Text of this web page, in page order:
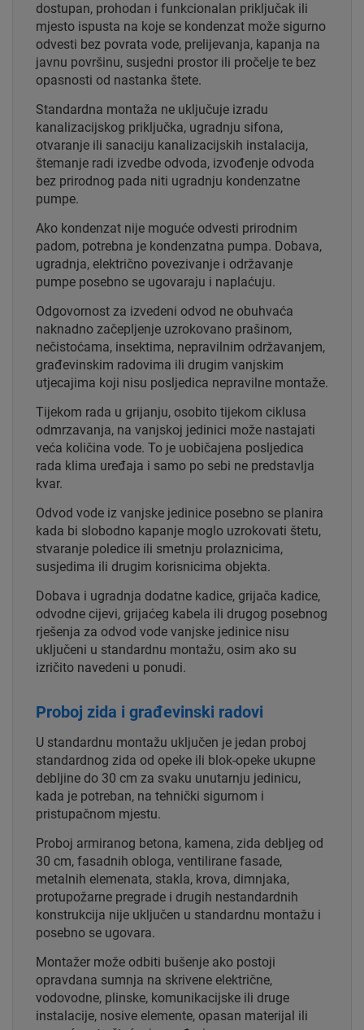
dostupan, prohodan i funkcionalan priključak ili
mjesto ispusta na koje se kondenzat može sigurno
odvesti bez povrata vode, prelijevanja, kapanja na
javnu površinu, susjedni prostor ili pročelje te bez
opasnosti od nastanka štete.
Standardna montaža ne uključuje izradu
kanalizacijskog priključka, ugradnju sifona,
otvaranje ili sanaciju kanalizacijskih instalacija,
štemanje radi izvedbe odvoda, izvođenje odvoda
bez prirodnog pada niti ugradnju kondenzatne
pumpe.
Ako kondenzat nije moguće odvesti prirodnim
padom, potrebna je kondenzatna pumpa. Dobava,
ugradnja, električno povezivanje i održavanje
pumpe posebno se ugovaraju i naplaćuju.
Odgovornost za izvedeni odvod ne obuhvaća
naknadno začepljenje uzrokovano prašinom,
nečistoćama, insektima, nepravilnim održavanjem,
građevinskim radovima ili drugim vanjskim
utjecajima koji nisu posljedica nepravilne montaže.
Tijekom rada u grijanju, osobito tijekom ciklusa
odmrzavanja, na vanjskoj jedinici može nastajati
veća količina vode. To je uobičajena posljedica
rada klima uređaja i samo po sebi ne predstavlja
kvar.
Odvod vode iz vanjske jedinice posebno se planira
kada bi slobodno kapanje moglo uzrokovati štetu,
stvaranje poledice ili smetnju prolaznicima,
susjedima ili drugim korisnicima objekta.
Dobava i ugradnja dodatne kadice, grijača kadice,
odvodne cijevi, grijaćeg kabela ili drugog posebnog
rješenja za odvod vode vanjske jedinice nisu
uključeni u standardnu montažu, osim ako su
izričito navedeni u ponudi.
Proboj zida i građevinski radovi
U standardnu montažu uključen je jedan proboj
standardnog zida od opeke ili blok-opeke ukupne
debljine do 30 cm za svaku unutarnju jedinicu,
kada je potreban, na tehnički sigurnom i
pristupačnom mjestu.
Proboj armiranog betona, kamena, zida debljeg od
30 cm, fasadnih obloga, ventilirane fasade,
metalnih elemenata, stakla, krova, dimnjaka,
protupožarne pregrade i drugih nestandardnih
konstrukcija nije uključen u standardnu montažu i
posebno se ugovara.
Montažer može odbiti bušenje ako postoji
opravdana sumnja na skrivene električne,
vodovodne, plinske, komunikacijske ili druge
instalacije, nosive elemente, opasan materijal ili